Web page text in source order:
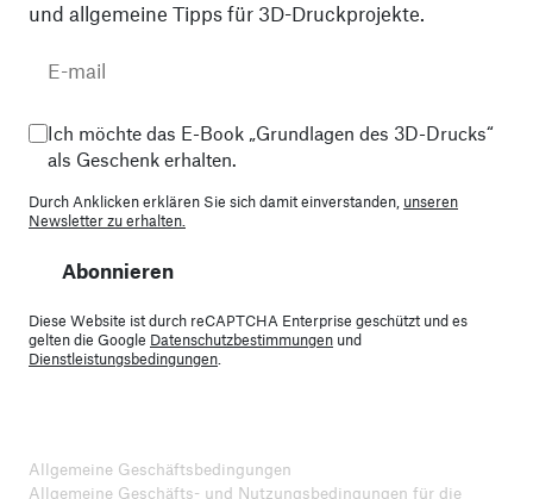
und allgemeine Tipps für 3D-Druckprojekte.
Ich möchte das E-Book „Grundlagen des 3D-Drucks“
als Geschenk erhalten.
Durch Anklicken erklären Sie sich damit einverstanden, unseren
Newsletter zu erhalten.
Abonnieren
Diese Website ist durch reCAPTCHA Enterprise geschützt und es
gelten die Google Datenschutzbestimmungen und
Dienstleistungsbedingungen.
Allgemeine Geschäftsbedingungen
Allgemeine Geschäfts- und Nutzungsbedingungen für die